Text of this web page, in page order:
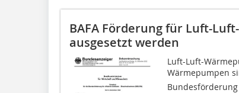
BAFA Förderung für Luft-
ausgesetzt werden
Luft-Luft-
Wärmepumpen
Bundesförderung